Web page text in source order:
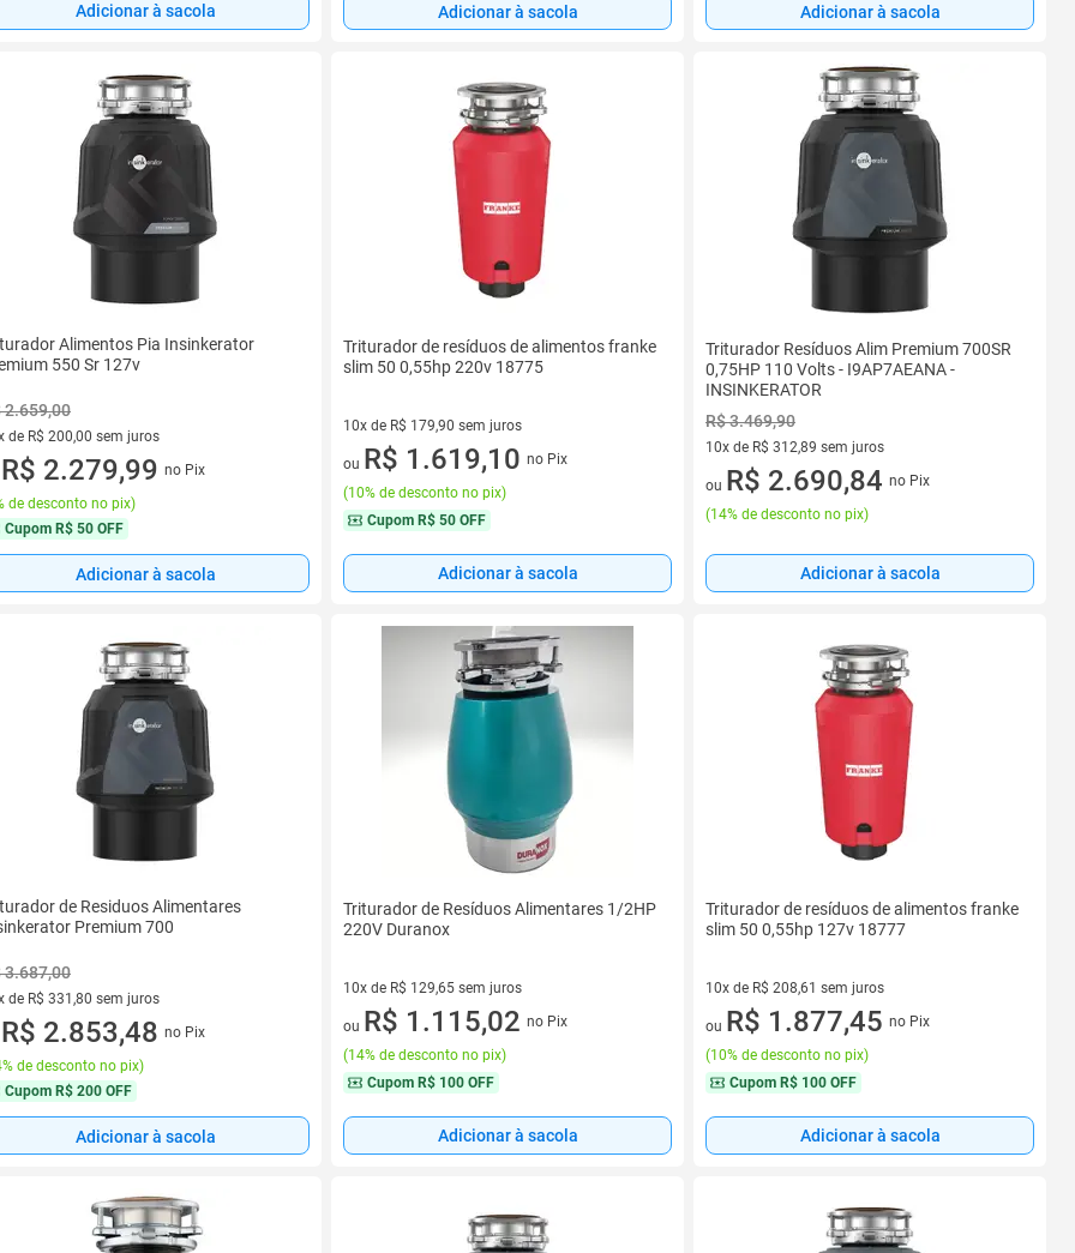
Adicionar à sacola Adicionar à sacola Adicionar à sacola
Alimentos Pia Insinkerator
550 Sr 127v
2.659,00
de R$ 200,00 sem juros
vez de R$ 200,00 sem juros
R$ 2.279,99 no Pix
de desconto no pix)
Cupom R$ 50 OFF
Adicionar à sacola
Triturador de resíduos de alimentos franke
slim 50 0,55hp 220v 18775
10x de R$ 179,90 sem juros
10 vez de R$ 179,90 sem juros
ou R$ 1.619,10 no Pix
(10% de desconto no pix)
Cupom R$ 50 OFF
Adicionar à sacola
Triturador Resíduos Alim Premium 700SR
0,75HP 110 Volts - I9AP7AEANA -
INSINKERATOR
R$ 3.469,90
10x de R$ 312,89 sem juros
10 vez de R$ 312,89 sem juros
ou R$ 2.690,84 no Pix
(14% de desconto no pix)
Adicionar à sacola
de Residuos Alimentares
Premium 700
3.687,00
de R$ 331,80 sem juros
vez de R$ 331,80 sem juros
R$ 2.853,48 no Pix
de desconto no pix)
Cupom R$ 200 OFF
Adicionar à sacola
Triturador de Resíduos Alimentares 1/2HP
220V Duranox
10x de R$ 129,65 sem juros
10 vez de R$ 129,65 sem juros
ou R$ 1.115,02 no Pix
(14% de desconto no pix)
Cupom R$ 100 OFF
Adicionar à sacola
Triturador de resíduos de alimentos franke
slim 50 0,55hp 127v 18777
10x de R$ 208,61 sem juros
10 vez de R$ 208,61 sem juros
ou R$ 1.877,45 no Pix
(10% de desconto no pix)
Cupom R$ 100 OFF
Adicionar à sacola